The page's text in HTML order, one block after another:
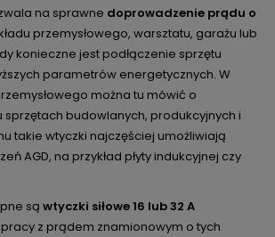
na sprawne doprowadzenie prądu o
przemysłowego, warsztatu, garażu lub
konieczne jest podłączenie sprzętu
parametrów energetycznych. W
można tu mówić o
budowlanych, produkcyjnych i
takie wtyczki najczęściej umożliwiają
AGD, na przykład płyty indukcyjnej czy
są wtyczki siłowe 16 lub 32 A
z prądem znamionowym o tych